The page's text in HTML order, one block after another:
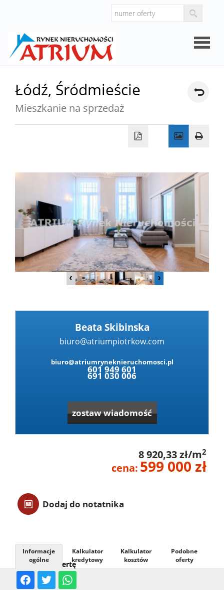
firmie
Domy
Dzialki
Usługi
Łódź, Śródmieście
Mieszkanie na sprzedaż
Beata Skibinska
biuro@atriumpiotrkow.com
biuro@atriumryneknieruchomosci.pl
601 949 601
691 030 006
zostaw wiadomość
8 920,33 zł/m2
cena: 599 000 zł
Dodaj do notatnika
Udostępnij ofertę
Informacje
ogólne
Kalkulator
kredytowy
Kalkulator
kosztów
Podobne
oferty